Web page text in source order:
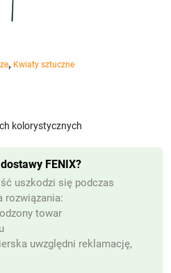
, Kwiaty sztuczne
kolorystycznych
FENIX?
uszkodzi się podczas
rozwiązania:
towar
uwzględni reklamację,